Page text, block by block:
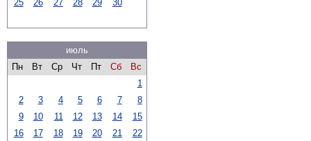
25
26 27 28 29 30
июль
Пн
Вт Ср Чт Пт Сб
Вс
1
2
3 4 5 6 7
8
9
10 11 12 13 14
15
16
17 18 19 20 21
22